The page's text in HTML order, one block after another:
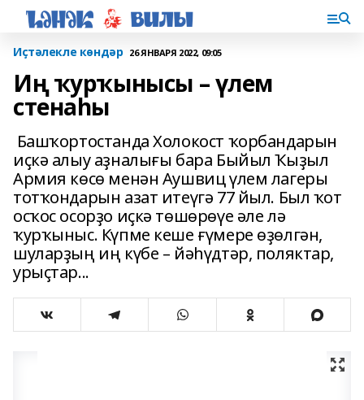
Иҫтәлекле көндәр 26 ЯНВАРЯ 2022, 09:05
Иң ҡурҡынысы – үлем
стенаһы
Башҡортостанда Холокост ҡорбандарын
иҫкә алыу аҙналығы бара Быйыл Ҡыҙыл
Армия көсө менән Аушвиц үлем лагеры
тотҡондарын азат итеүгә 77 йыл. Был ҡот
осҡос осорҙо иҫкә төшөрөүе әле лә
ҡурҡыныс. Күпме кеше ғүмере өҙөлгән,
шуларҙың иң күбе – йәһүдтәр, поляктар,
урыҫтар...